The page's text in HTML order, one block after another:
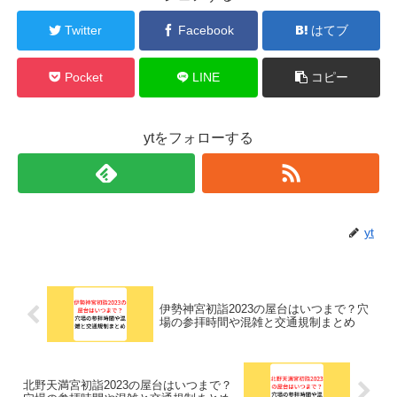
Twitter Facebook はてブ
Pocket LINE コピー
ytをフォローする
yt
伊勢神宮初詣2023の屋台はいつまで？穴
場の参拝時間や混雑と交通規制まとめ
北野天満宮初詣2023の屋台はいつまで？